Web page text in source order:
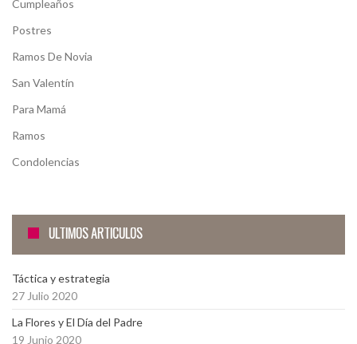
Cumpleaños
Postres
Ramos De Novia
San Valentín
Para Mamá
Ramos
Condolencias
ÚLTIMOS ARTÍCULOS
Táctica y estrategia
27 Julio 2020
La Flores y El Día del Padre
19 Junio 2020